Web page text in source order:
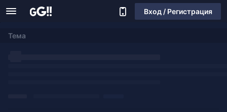
Вход / Регистрация
Тема